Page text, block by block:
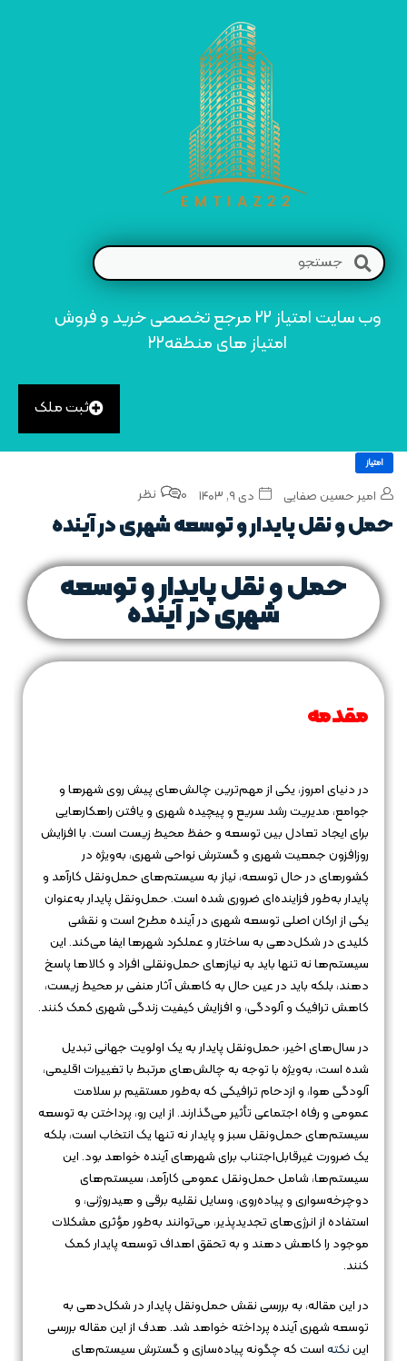
وب سایت امتیاز 22 مرجع تخصصی خرید و فروش
امتیاز های منطقه22
ثبت ملک
امتیاز
امیر حسین صفایی دی ۹, ۱۴۰۳ 0 نظر
حمل‌ و نقل پایدار و توسعه شهری در آینده
حمل‌ و نقل پایدار و توسعه
شهری در آینده
مقدمه
در دنیای امروز، یکی از مهم‌ترین چالش‌های پیش روی شهرها و
جوامع، مدیریت رشد سریع و پیچیده شهری و یافتن راهکارهایی
برای ایجاد تعادل بین توسعه و حفظ محیط زیست است. با افزایش
روزافزون جمعیت شهری و گسترش نواحی شهری، به‌ویژه در
کشورهای در حال توسعه، نیاز به سیستم‌های حمل‌ونقل کارآمد و
پایدار به‌طور فزاینده‌ای ضروری شده است. حمل‌ونقل پایدار به‌عنوان
یکی از ارکان اصلی توسعه شهری در آینده مطرح است و نقشی
کلیدی در شکل‌دهی به ساختار و عملکرد شهرها ایفا می‌کند. این
سیستم‌ها نه تنها باید به نیازهای حمل‌ونقلی افراد و کالاها پاسخ
دهند، بلکه باید در عین حال به کاهش آثار منفی بر محیط زیست،
کاهش ترافیک و آلودگی، و افزایش کیفیت زندگی شهری کمک کنند.
در سال‌های اخیر، حمل‌ونقل پایدار به یک اولویت جهانی تبدیل
شده است، به‌ویژه با توجه به چالش‌های مرتبط با تغییرات اقلیمی،
آلودگی هوا، و ازدحام ترافیکی که به‌طور مستقیم بر سلامت
عمومی و رفاه اجتماعی تأثیر می‌گذارند. از این رو، پرداختن به توسعه
سیستم‌های حمل‌ونقل سبز و پایدار نه تنها یک انتخاب است، بلکه
یک ضرورت غیرقابل‌اجتناب برای شهرهای آینده خواهد بود. این
سیستم‌ها، شامل حمل‌ونقل عمومی کارآمد، سیستم‌های
دوچرخه‌سواری و پیاده‌روی، وسایل نقلیه برقی و هیدروژنی، و
استفاده از انرژی‌های تجدیدپذیر، می‌توانند به‌طور مؤثری مشکلات
موجود را کاهش دهند و به تحقق اهداف توسعه پایدار کمک
کنند.
در این مقاله، به بررسی نقش حمل‌ونقل پایدار در شکل‌دهی به
توسعه شهری آینده پرداخته خواهد شد. هدف از این مقاله بررسی
ایننکتهاست که چگونه پیاده‌سازی و گسترش سیستم‌های